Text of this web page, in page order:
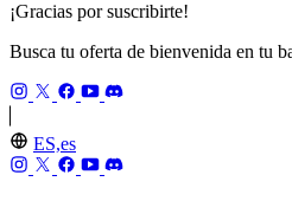
¡Gracias por suscribirte!
Busca tu oferta de bienvenida en tu
ES,es